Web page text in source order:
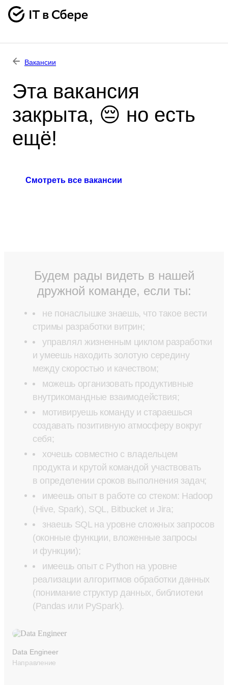
Вакансии
Эта вакансия
закрыта, 😔 но есть
ещё!
Смотреть все вакансии
Data Engineer
Направление
Будем рады видеть в нашей
дружной команде, если ты:
не понаслышке знаешь, что такое вести
стримы разработки витрин;
управлял жизненным циклом разработки
и умеешь находить золотую середину
между скоростью и качеством;
можешь организовать продуктивные
внутрикомандные взаимодействия;
мотивируешь команду и стараешься
создавать позитивную атмосферу вокруг
себя;
хочешь совместно с владельцем
продукта и крутой командой участвовать
в определении сроков выполнения задач;
имеешь опыт в работе со стеком: Hadoop
(Hive, Spark), SQL, Bitbucket и Jira;
знаешь SQL на уровне сложных запросов
(оконные функции, вложенные запросы
и функции);
имеешь опыт с Python на уровне
реализации алгоритмов обработки данных
(понимание структур данных, библиотеки
(Pandas или PySpark).